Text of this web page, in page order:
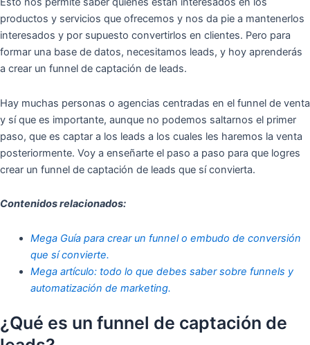
productos y servicios que ofrecemos y nos da pie a mantenerlos
interesados y por supuesto convertirlos en clientes. Pero para
formar una base de datos, necesitamos leads, y hoy aprenderás
a crear un funnel de captación de leads.
Hay muchas personas o agencias centradas en el funnel de venta
y sí que es importante, aunque no podemos saltarnos el primer
paso, que es captar a los leads a los cuales les haremos la venta
posteriormente. Voy a enseñarte el paso a paso para que logres
crear un funnel de captación de leads que sí convierta.
Contenidos relacionados:
Mega Guía para crear un funnel o embudo de conversión
que sí convierte.
Mega artículo: todo lo que debes saber sobre funnels y
automatización de marketing.
¿Qué es un funnel de captación de